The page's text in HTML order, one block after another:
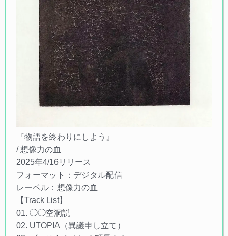
『物語を終わりにしよう』
/ 想像力の血
2025年4/16リリース
フォーマット：デジタル配信
レーベル：想像力の血
【Track List】
01. ◯◯空洞説
02. UTOPIA（異議申し立て）